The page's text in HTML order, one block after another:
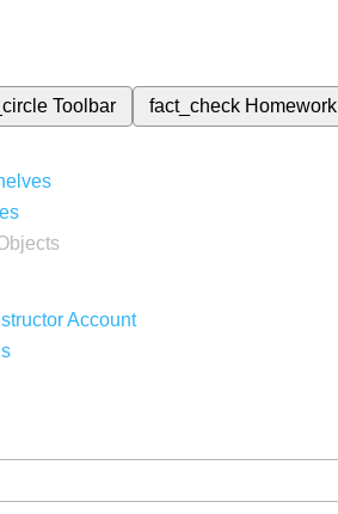
Toolbar fact_check Homework
Account